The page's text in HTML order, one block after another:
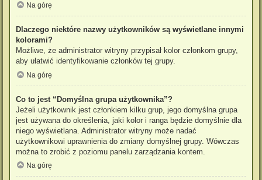
Na górę
Dlaczego niektóre nazwy użytkowników są wyświetlane innymi
kolorami?
Możliwe, że administrator witryny przypisał kolor członkom grupy,
aby ułatwić identyfikowanie członków tej grupy.
Na górę
Co to jest “Domyślna grupa użytkownika”?
Jeżeli użytkownik jest członkiem kilku grup, jego domyślna grupa
jest używana do określenia, jaki kolor i ranga będzie domyślnie dla
niego wyświetlana. Administrator witryny może nadać
użytkownikowi uprawnienia do zmiany domyślnej grupy. Wówczas
można to zrobić z poziomu panelu zarządzania kontem.
Na górę